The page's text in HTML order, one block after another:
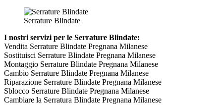
Serrature Blindate
I nostri servizi per le Serrature Blindate:
Vendita Serrature Blindate Pregnana Milanese
Sostituisci Serrature Blindate Pregnana Milanese
Montaggio Serrature Blindate Pregnana Milanese
Cambio Serrature Blindate Pregnana Milanese
Riparazione Serrature Blindate Pregnana Milanese
Sblocco Serrature Blindate Pregnana Milanese
Cambiare la Serratura Blindate Pregnana Milanese